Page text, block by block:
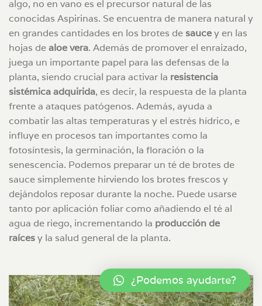
algo, no en vano es el precursor natural de las
conocidas Aspirinas. Se encuentra de manera natural y
en grandes cantidades en los brotes de saucey en las
hojas dealoe vera. Además de promover el enraizado,
juega un importante papel para las defensas de la
planta, siendo crucial para activar la resistencia
sistémica adquirida, es decir, la respuesta de la planta
frente a ataques patógenos. Además, ayuda a
combatir las altas temperaturas y el estrés hídrico, e
influye en procesos tan importantes como la
fotosíntesis, la germinación, la floración o la
senescencia. Podemos preparar un té de brotes de
sauce simplemente hirviendo los brotes frescos y
dejándolos reposar durante la noche. Puede usarse
tanto por aplicación foliar como añadiendo el té al
agua de riego, incrementando la producción de
raícesy la salud general de la planta.
¿Podemos ayudarte?